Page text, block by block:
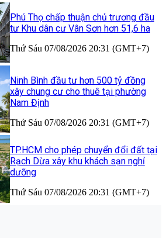
Phú Thọ chấp thuận chủ trương đầu
tư Khu dân cư Vân Sơn hơn 51,6 ha
Thứ Sáu 07/08/2026 20:31 (GMT+7)
Ninh Bình đầu tư hơn 500 tỷ đồng
xây chung cư cho thuê tại phường
Nam Định
Thứ Sáu 07/08/2026 20:31 (GMT+7)
TP.HCM cho phép chuyển đổi đất tại
Rạch Dừa xây khu khách sạn nghỉ
dưỡng
Thứ Sáu 07/08/2026 20:31 (GMT+7)